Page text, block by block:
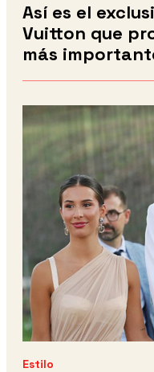
Así es el
Vuitton que
más
Estilo